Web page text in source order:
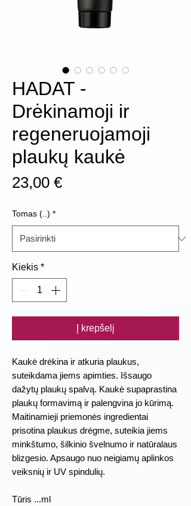
HADAT -
Drėkinamoji ir
regeneruojamoji
plaukų kaukė
23,00 €Price
Tomas (..) *
Kiekis *
Į krepšelį
Kaukė drėkina ir atkuria plaukus,
suteikdama jiems apimties. Išsaugo
dažytų plaukų spalvą. Kaukė supaprastina
plaukų formavimą ir palengvina jo kūrimą.
Maitinamieji priemonės ingredientai
prisotina plaukus drėgme, suteikia jiems
minkštumo, šilkinio švelnumo ir natūralaus
blizgesio. Apsaugo nuo neigiamų aplinkos
veiksnių ir UV spindulių.
Tūris ...ml